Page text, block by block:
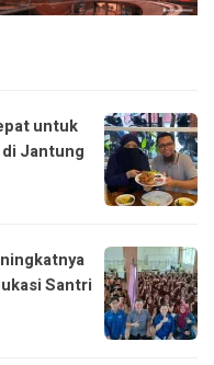
untuk
Jantung
Santri